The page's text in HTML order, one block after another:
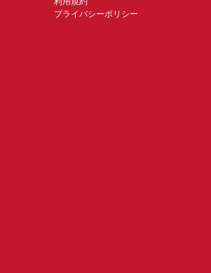
プライバシーポリシー